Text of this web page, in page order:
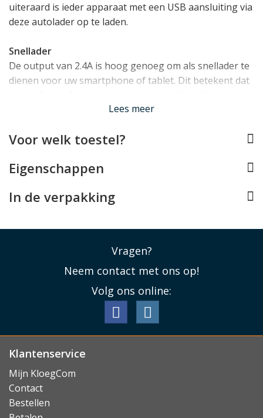
uiteraard is ieder apparaat met een USB aansluiting via
deze autolader op te laden.
Snellader
De output van 2.4A is hoog genoeg om als snellader te
dienen voor uw smartphone of tablet. Dit betekent dat
snelst mogelijke manier kunt bijladen.
Lees minder
Lees meer
Voor welk toestel?
Eigenschappen
In de verpakking
Vragen?
Neem contact met ons op!
Volg ons online:
Klantenservice
Mijn KloegCom
Contact
Bestellen